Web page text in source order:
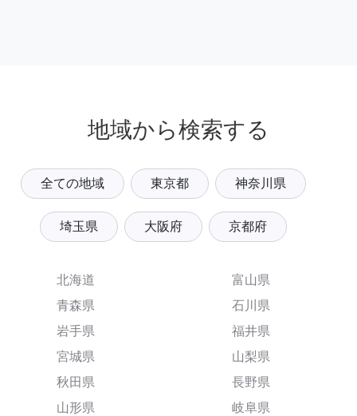
地域から検索する
全ての地域 東京都 神奈川県
埼玉県 大阪府 京都府
北海道
青森県
岩手県
宮城県
秋田県
山形県
富山県
石川県
福井県
山梨県
長野県
岐阜県